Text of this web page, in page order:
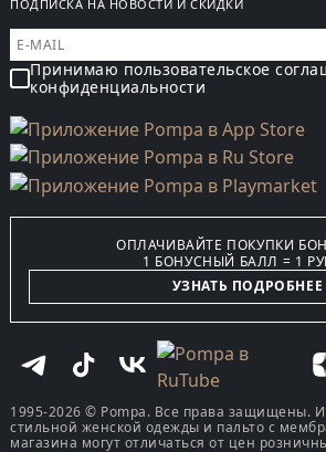
ПОДПИСКА НА НОВОСТИ И СКИДКИ
Принимаю пользовательское
конфиденциальности
ОПЛАЧИВАЙТЕ ПОКУПКИ
1 БОНУСНЫЙ БАЛЛ = 1
УЗНАТЬ ПОДРОБНЕЕ
1995-2026 © Pompa. Все права защищены.
стильной женской одежды и пальто с
магазина могут отличаться от цен